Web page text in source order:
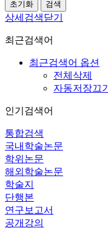
상세검색닫기
최근검색어
최근검색어 옵션
전체삭제
자동저장끄기
인기검색어
통합검색
국내학술논문
학위논문
해외학술논문
학술지
단행본
연구보고서
공개강의